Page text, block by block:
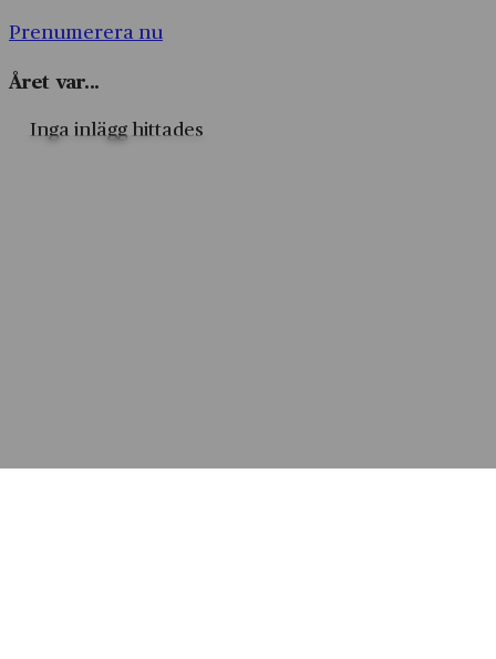
Prenumerera nu
Året var...
Inga inlägg hittades